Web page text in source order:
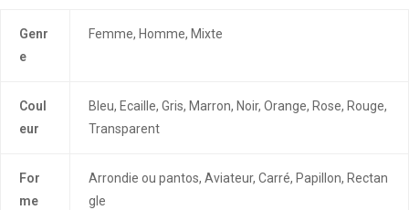
Genr
e
Femme, Homme, Mixte
Coul
eur
Bleu, Ecaille, Gris, Marron, Noir, Orange, Rose, Rouge,
Transparent
For
me
Arrondie ou pantos, Aviateur, Carré, Papillon, Rectan
gle